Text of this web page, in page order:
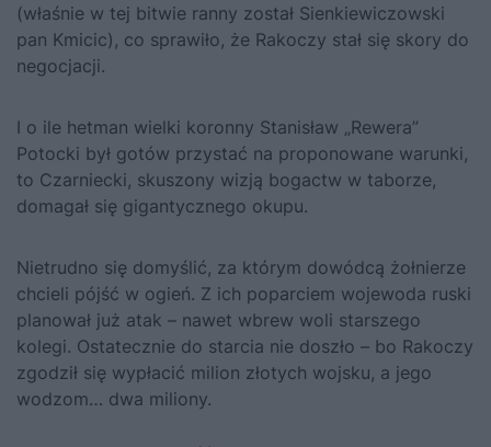
(właśnie w tej bitwie ranny został Sienkiewiczowski
pan Kmicic), co sprawiło, że Rakoczy stał się skory do
negocjacji.
I o ile hetman wielki koronny Stanisław „Rewera”
Potocki był gotów przystać na proponowane warunki,
to Czarniecki, skuszony wizją bogactw w taborze,
domagał się gigantycznego okupu.
Nietrudno się domyślić, za którym dowódcą żołnierze
chcieli pójść w ogień. Z ich poparciem wojewoda ruski
planował już atak – nawet wbrew woli starszego
kolegi. Ostatecznie do starcia nie doszło – bo Rakoczy
zgodził się wypłacić milion złotych wojsku, a jego
wodzom… dwa miliony.